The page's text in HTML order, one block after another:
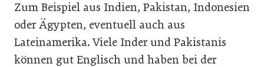
Zum Beispiel aus Indien, Pakistan, Indonesien
oder Ägypten, eventuell auch aus
Lateinamerika. Viele Inder und Pakistanis
können gut Englisch und haben bei der